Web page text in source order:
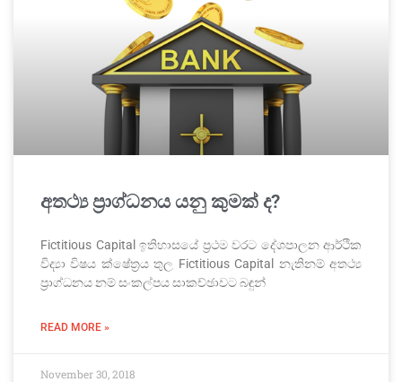
අතථ්‍ය ප්‍රාග්ධනය යනු කුමක් ද?
Fictitious Capital ඉතිහාසයේ ප්‍රථම වරට දේශපාලන ආර්ථික
විද්‍යා විෂය ක්ෂේත්‍රය තුල Fictitious Capital නැතිනම් අතථ්‍ය
ප්‍රාග්ධනය නම් සංකල්පය සාකච්ඡාවට බඳුන්
READ MORE »
November 30, 2018